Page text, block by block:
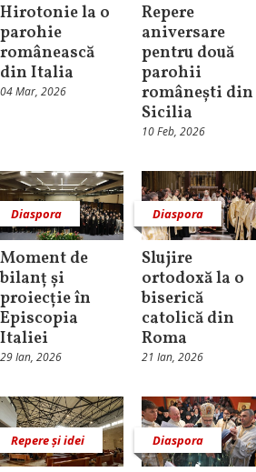
Hirotonie la o
parohie
românească
din Italia
04 Mar, 2026
Repere
aniversare
pentru două
parohii
românești din
Sicilia
10 Feb, 2026
Diaspora
Moment de
bilanț și
proiecție în
Episcopia
Italiei
29 Ian, 2026
Diaspora
Slujire
ortodoxă la o
biserică
catolică din
Roma
21 Ian, 2026
Repere și idei Diaspora